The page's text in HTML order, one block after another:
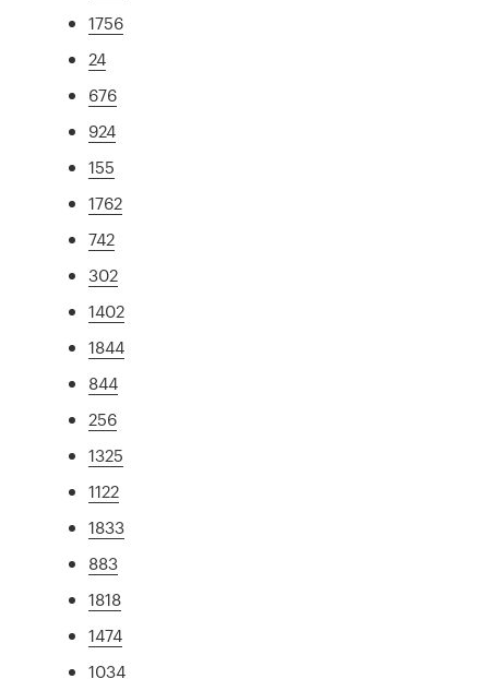
1756
24
676
924
155
1762
742
302
1402
1844
844
256
1325
1122
1833
883
1818
1474
1034